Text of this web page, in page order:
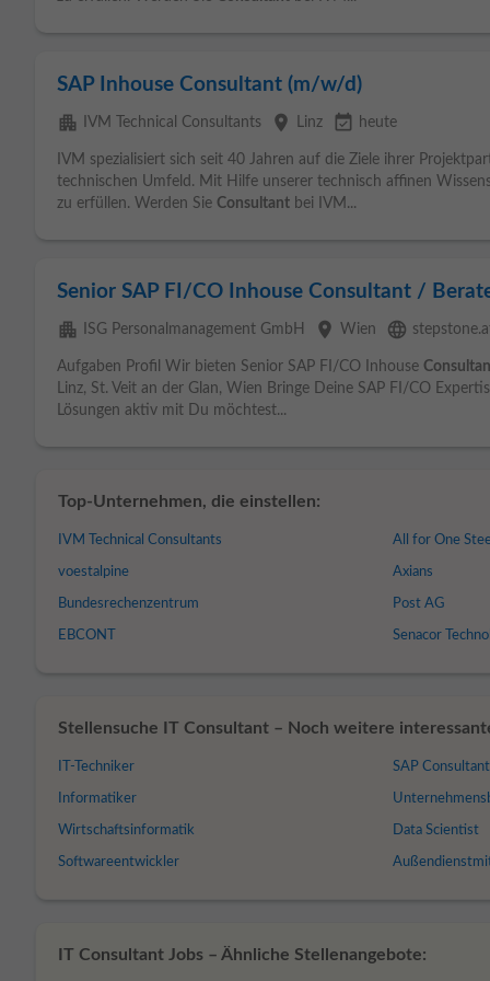
SAP Inhouse Consultant (m/w/d)
apartment IVM Technical Consultants place Linz event_available heute
IVM spezialisiert sich seit 40 Jahren auf die Ziele ihrer
technischen Umfeld. Mit Hilfe unserer technisch affinen
zu erfüllen. Werden Sie Consultant bei IVM...
Senior SAP FI/CO Inhouse Consultant /
apartment ISG Personalmanagement GmbH place Wien language
Aufgaben Profil Wir bieten Senior SAP FI/CO Inhouse
Linz, St. Veit an der Glan, Wien Bringe Deine SAP FI/CO
Lösungen aktiv mit Du möchtest...
Top-Unternehmen, die einstellen:
IVM Technical Consultants
voestalpine
Bundesrechenzentrum
EBCONT
All for One
Axians
Post AG
Senacor
Stellensuche IT Consultant – Noch weitere
IT-Techniker
Informatiker
Wirtschaftsinformatik
Softwareentwickler
SAP Consultant
Data Scientist
IT Consultant Jobs – Ähnliche Stellenangebote: